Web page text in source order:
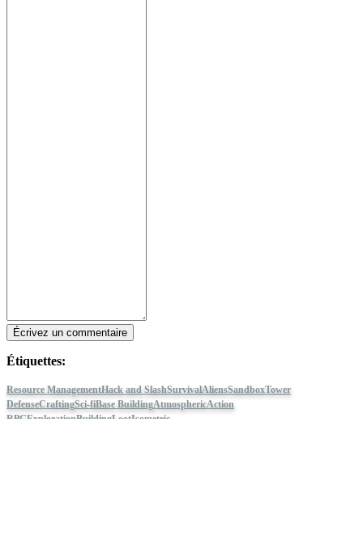
Écrivez un commentaire
Étiquettes:
Resource ManagementHack and SlashSurvivalAliensSandboxTower
DefenseCraftingSci-fiBase BuildingAtmosphericAction
RPGExplorationBuildingLootIsometric